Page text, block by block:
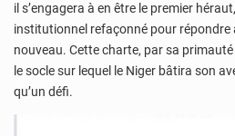
il s’engagera à en être le premier
institutionnel refaçonné pour répondre
nouveau. Cette charte, par sa
le socle sur lequel le Niger bâtira son
qu’un défi.